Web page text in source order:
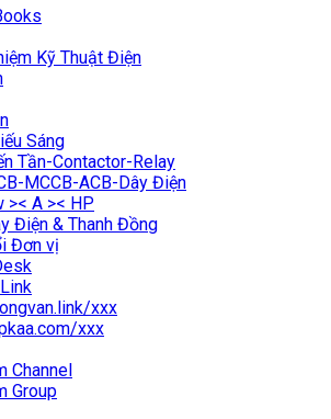
Kỹ Thuật Điện
Sáng
Tần-Contactor-Relay
MCCB-ACB-Dây Điện
>< A >< HP
Điện & Thanh Đồng
Đơn vị
xxx
xxx
Channel
Group